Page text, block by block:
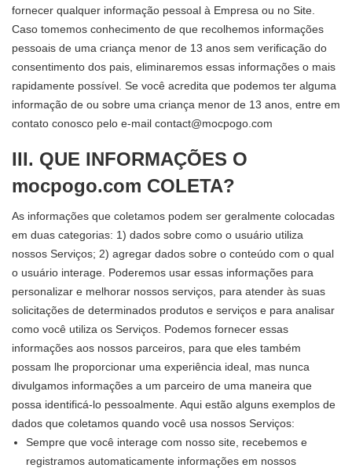
fornecer qualquer informação pessoal à Empresa ou no Site.
Caso tomemos conhecimento de que recolhemos informações
pessoais de uma criança menor de 13 anos sem verificação do
consentimento dos pais, eliminaremos essas informações o mais
rapidamente possível. Se você acredita que podemos ter alguma
informação de ou sobre uma criança menor de 13 anos, entre em
contato conosco pelo e-mail contact@mocpogo.com
III. QUE INFORMAÇÕES O
mocpogo.com COLETA?
As informações que coletamos podem ser geralmente colocadas
em duas categorias: 1) dados sobre como o usuário utiliza
nossos Serviços; 2) agregar dados sobre o conteúdo com o qual
o usuário interage. Poderemos usar essas informações para
personalizar e melhorar nossos serviços, para atender às suas
solicitações de determinados produtos e serviços e para analisar
como você utiliza os Serviços. Podemos fornecer essas
informações aos nossos parceiros, para que eles também
possam lhe proporcionar uma experiência ideal, mas nunca
divulgamos informações a um parceiro de uma maneira que
possa identificá-lo pessoalmente. Aqui estão alguns exemplos de
dados que coletamos quando você usa nossos Serviços:
Sempre que você interage com nosso site, recebemos e
registramos automaticamente informações em nossos